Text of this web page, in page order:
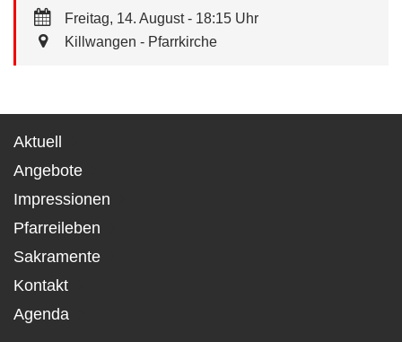
Freitag, 14. August - 18:15 Uhr
Killwangen - Pfarrkirche
Aktuell
Angebote
Impressionen
Pfarreileben
Sakramente
Kontakt
Agenda